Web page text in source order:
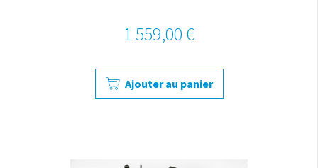
1 559,00 €
Ajouter au panier